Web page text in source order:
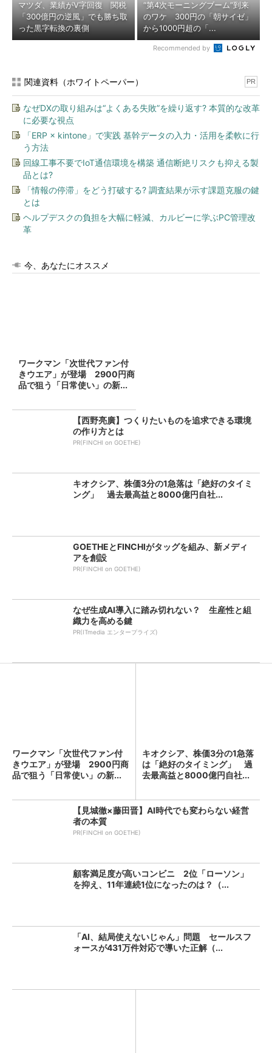
マツダ、業績がV字回復 関税
「300億円の逆風」でも勝ち取
った黒字転換の裏側
“第4次モーニングブーム”到来
のワケ 300円の「朝サイゼ」
から1000円超の「...
Recommended by
関連資料（ホワイトペーパー） PR
なぜDXの取り組みは“よくある失敗”を繰り返す? 本質的な改革
に必要な視点
「ERP × kintone」で実践 基幹データの入力・活用を柔軟に行
う方法
回線工事不要でIoT通信環境を構築 通信断絶リスクも抑える製
品とは?
「情報の停滞」をどう打破する? 調査結果が示す課題克服の鍵
とは
ヘルプデスクの負担を大幅に軽減、カルビーに学ぶPC管理改
革
今、あなたにオススメ
ワークマン「次世代ファン付
きウエア」が登場 2900円商
品で狙う「日常使い」の新...
【西野亮廣】つくりたいものを追求できる環境
の作り方とは
PR(FINCHI on GOETHE)
キオクシア、株価3分の1急落は「絶好のタイミ
ング」 過去最高益と8000億円自社...
GOETHEとFINCHIがタッグを組み、新メディ
アを創設
PR(FINCHI on GOETHE)
なぜ生成AI導入に踏み切れない？ 生産性と組
織力を高める鍵
PR(ITmedia エンタープライズ)
ワークマン「次世代ファン付
きウエア」が登場 2900円商
品で狙う「日常使い」の新...
キオクシア、株価3分の1急落
は「絶好のタイミング」 過
去最高益と8000億円自社...
【見城徹×藤田晋】AI時代でも変わらない経営
者の本質
PR(FINCHI on GOETHE)
顧客満足度が高いコンビニ 2位「ローソン」
を抑え、11年連続1位になったのは？（...
「AI、結局使えないじゃん」問題 セールスフ
ォースが431万件対応で導いた正解（...